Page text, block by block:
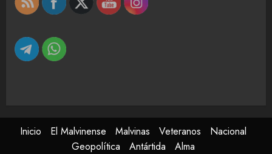
Inicio El Malvinense Malvinas Veteranos
Nacional
Geopolítica
Antártida
Alma